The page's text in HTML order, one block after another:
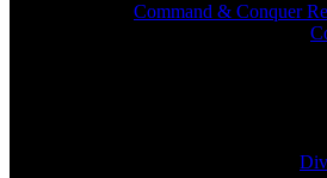
Command & Conquer